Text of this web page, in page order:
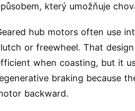
který umožňuje
hub motors often use
or freewheel. That
when coasting, but it
braking because
backward.